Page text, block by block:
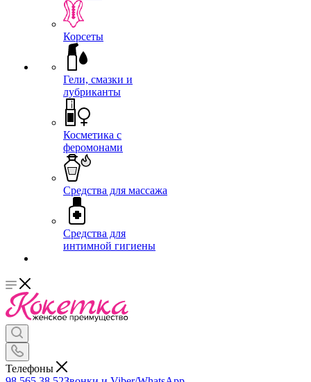
Корсеты
Гели, смазки и
лубриканты
Косметика с
феромонами
Средства для массажа
Средства для
интимной гигиены
Телефоны